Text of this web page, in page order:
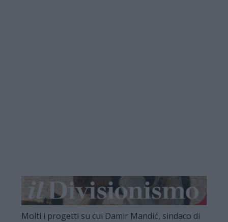
Molti i progetti su cui Damir Mandić, sindaco di